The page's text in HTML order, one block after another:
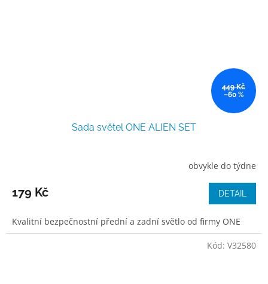
449 Kč
–60 %
Sada světel ONE ALIEN SET
obvykle do týdne
179 Kč DETAIL
Kvalitní bezpečnostní přední a zadní světlo od firmy ONE
Kód: V32580